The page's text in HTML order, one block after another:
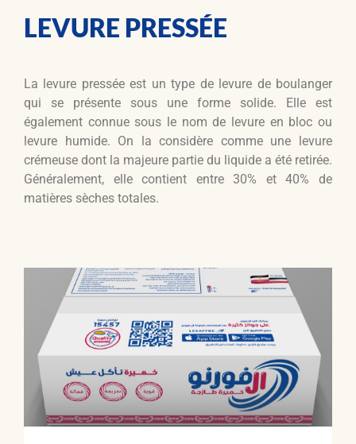
LEVURE PRESSÉE
La levure pressée est un type de levure de boulanger
qui se présente sous une forme solide. Elle est
également connue sous le nom de levure en bloc ou
levure humide. On la considère comme une levure
crémeuse dont la majeure partie du liquide a été retirée.
Généralement, elle contient entre 30% et 40% de
matières sèches totales.